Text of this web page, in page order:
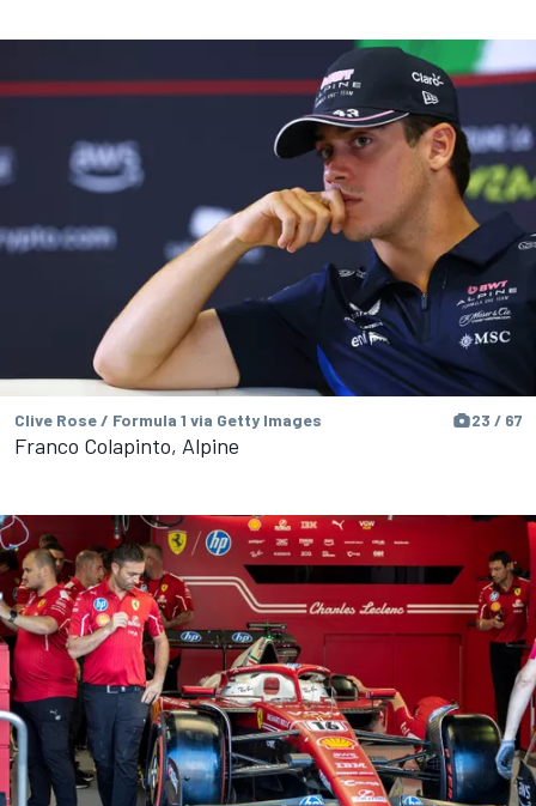
Clive Rose / Formula 1 via Getty Images 23 / 67
Franco Colapinto, Alpine